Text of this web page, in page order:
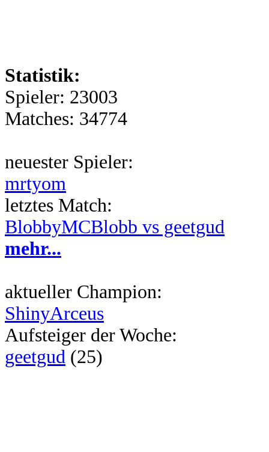
Statistik:
Spieler: 23003
Matches: 34774
neuester Spieler:
mrtyom
letztes Match:
BlobbyMCBlobb vs geetgud
mehr...
aktueller Champion:
ShinyArceus
Aufsteiger der Woche:
geetgud (25)